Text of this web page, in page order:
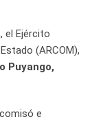
el Ejército
(ARCOM),
Puyango,
e